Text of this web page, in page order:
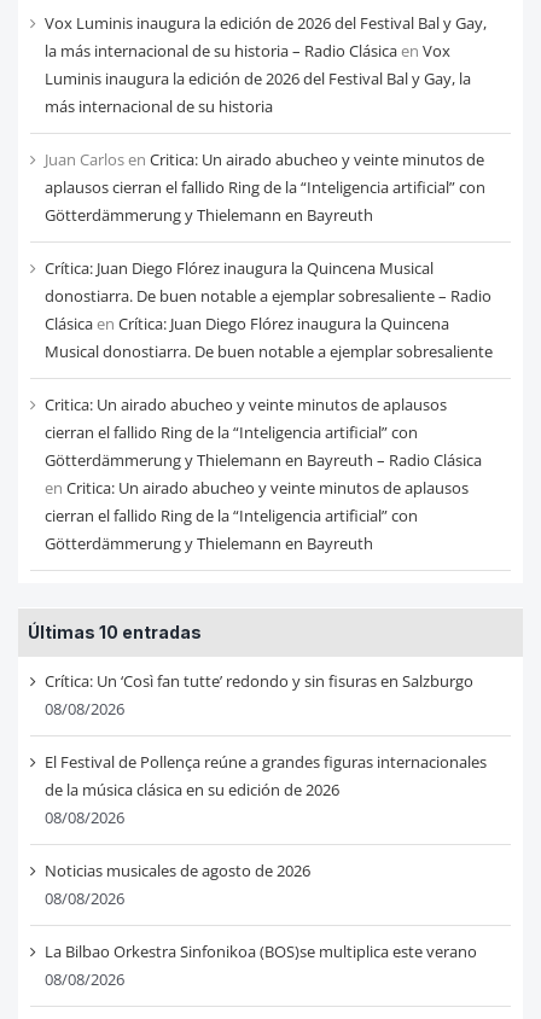
Vox Luminis inaugura la edición de 2026 del Festival Bal y Gay,
la más internacional de su historia – Radio Clásicaen Vox
Luminis inaugura la edición de 2026 del Festival Bal y Gay, la
más internacional de su historia
Juan Carlosen Critica: Un airado abucheo y veinte minutos de
aplausos cierran el fallido Ring de la “Inteligencia artificial” con
Götterdämmerung y Thielemann en Bayreuth
Crítica: Juan Diego Flórez inaugura la Quincena Musical
donostiarra. De buen notable a ejemplar sobresaliente – Radio
Clásicaen Crítica: Juan Diego Flórez inaugura la Quincena
Musical donostiarra. De buen notable a ejemplar sobresaliente
Critica: Un airado abucheo y veinte minutos de aplausos
cierran el fallido Ring de la “Inteligencia artificial” con
Götterdämmerung y Thielemann en Bayreuth – Radio Clásica
en Critica: Un airado abucheo y veinte minutos de aplausos
cierran el fallido Ring de la “Inteligencia artificial” con
Götterdämmerung y Thielemann en Bayreuth
Últimas 10 entradas
Crítica: Un ‘Così fan tutte’ redondo y sin fisuras en Salzburgo
08/08/2026
El Festival de Pollença reúne a grandes figuras internacionales
de la música clásica en su edición de 2026
08/08/2026
Noticias musicales de agosto de 2026
08/08/2026
La Bilbao Orkestra Sinfonikoa (BOS)se multiplica este verano
08/08/2026